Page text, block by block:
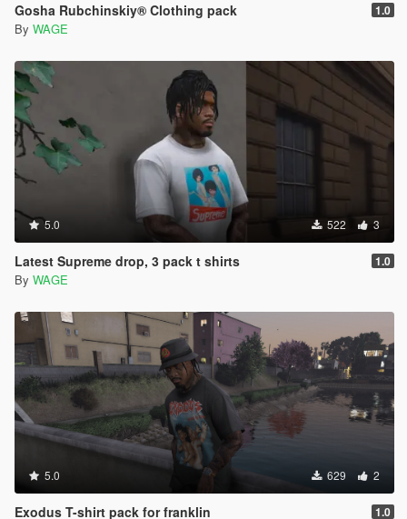
Gosha Rubchinskiy® Clothing pack 1.0
By WAGE
5.0 522 3
Latest Supreme drop, 3 pack t shirts 1.0
By WAGE
5.0 629 2
Exodus T-shirt pack for franklin 1.0